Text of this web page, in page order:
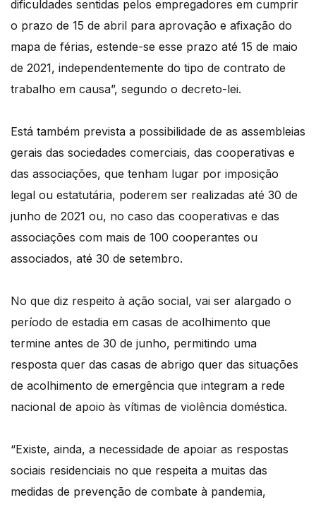
dificuldades sentidas pelos empregadores em cumprir
o prazo de 15 de abril para aprovação e afixação do
mapa de férias, estende-se esse prazo até 15 de maio
de 2021, independentemente do tipo de contrato de
trabalho em causa”, segundo o decreto-lei.
Está também prevista a possibilidade de as assembleias
gerais das sociedades comerciais, das cooperativas e
das associações, que tenham lugar por imposição
legal ou estatutária, poderem ser realizadas até 30 de
junho de 2021 ou, no caso das cooperativas e das
associações com mais de 100 cooperantes ou
associados, até 30 de setembro.
No que diz respeito à ação social, vai ser alargado o
período de estadia em casas de acolhimento que
termine antes de 30 de junho, permitindo uma
resposta quer das casas de abrigo quer das situações
de acolhimento de emergência que integram a rede
nacional de apoio às vítimas de violência doméstica.
“Existe, ainda, a necessidade de apoiar as respostas
sociais residenciais no que respeita a muitas das
medidas de prevenção de combate à pandemia,